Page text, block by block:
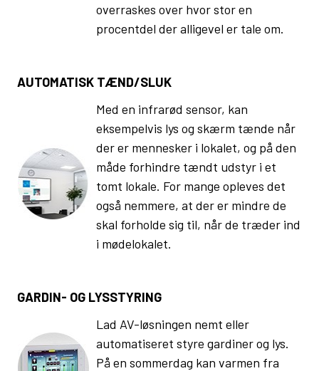
overraskes over hvor stor en
procentdel der alligevel er tale om.
AUTOMATISK TÆND/SLUK
Med en infrarød sensor, kan
eksempelvis lys og skærm tænde når
der er mennesker i lokalet, og på den
måde forhindre tændt udstyr i et
tomt lokale. For mange opleves det
også nemmere, at der er mindre de
skal forholde sig til, når de træder ind
i mødelokalet.
GARDIN- OG LYSSTYRING
Lad AV-løsningen nemt eller
automatiseret styre gardiner og lys.
På en sommerdag kan varmen fra